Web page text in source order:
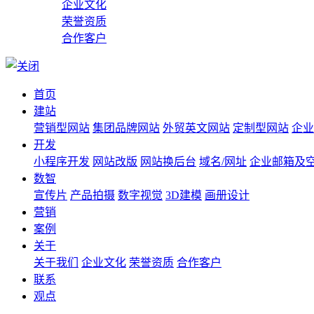
企业文化
荣誉资质
合作客户
首页
建站
营销型网站 集团品牌网站 外贸英文网站 定制型网站 企
开发
小程序开发 网站改版 网站换后台 域名/网址 企业邮箱及
数智
宣传片 产品拍摄 数字视觉 3D建模 画册设计
营销
案例
关于
关于我们
企业文化 荣誉资质 合作客户
联系
观点